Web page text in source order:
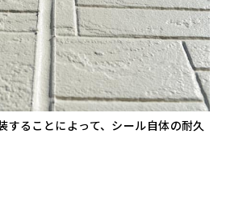
することによって、シール自体の耐久